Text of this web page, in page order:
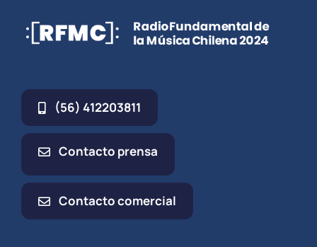
(56) 412203811
Contacto prensa
Contacto comercial